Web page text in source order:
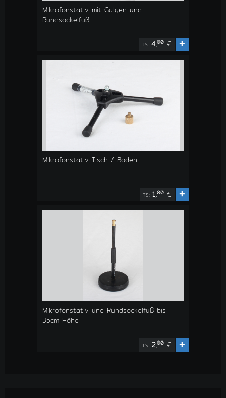
Mikrofonstativ mit Galgen und
Rundsockelfuß
TS: 4,00 € +
Mikrofonstativ Tisch / Boden
TS: 1,00 € +
Mikrofonstativ und Rundsockelfuß bis
35cm Höhe
TS: 2,00 € +